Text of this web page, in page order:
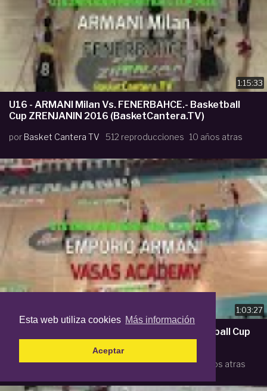
Esta web utiliza cookies Más información
Aceptar
1:15:33
U16 - ARMANI Milan Vs. FENERBAHCE.- Basketball
Cup ZRENJANIN 2016 (BasketCantera.TV)
por Basket Cantera TV 512 reproducciones 10 años atras
1:03:27
U16 - ARMANI vs. VASAS ACADEMY.- Basketball Cup
ZRENJANIN 2016. (BasketCantera.TV)
porBasket Cantera TV 905 reproducciones 10 años atras